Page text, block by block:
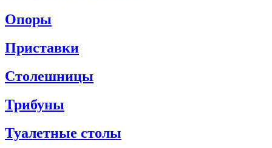
Опоры
Приставки
Столешницы
Трибуны
Туалетные столы